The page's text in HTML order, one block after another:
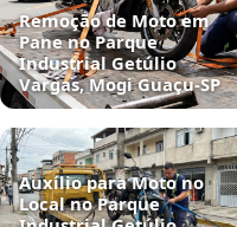
Remoção de Moto em
Pane no Parque
Industrial Getúlio
Vargas, Mogi Guaçu‑SP
Auxílio para Moto no
Local no Parque